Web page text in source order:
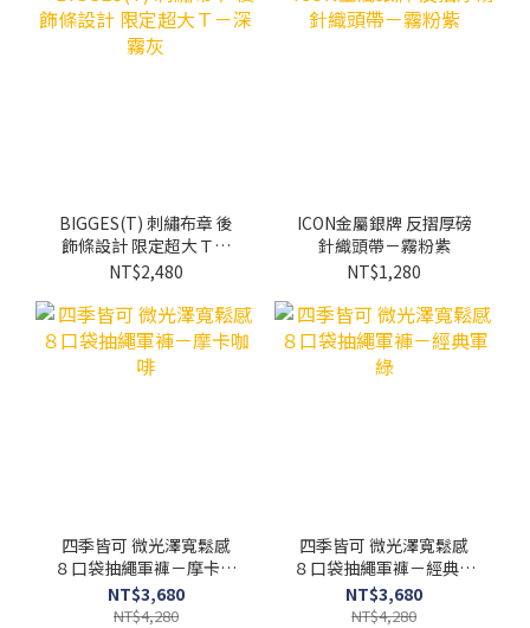
BIGGES(T) 刺繡布章 後
飾條設計 限定超大Ｔ－
深霧灰
NT$2,480
ICON金屬銀牌 反摺厚磅
針織頭帶－霧粉紫
NT$1,280
四季皆可 微光澤寬鬆感
８口袋抽繩軍褲－摩卡咖
啡
NT$3,680
NT$4,280
四季皆可 微光澤寬鬆感
８口袋抽繩軍褲－經典軍
綠
NT$3,680
NT$4,280